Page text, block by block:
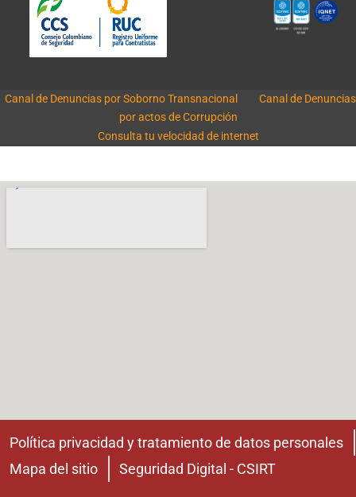
Canal de Denuncias por Soborno Transnacional
Canal de Denuncias
por actos de Corrupción
Consulta tu velocidad de internet
Política privacidad y tratamiento de datos personales
Mapa del sitio
Seguridad Digital - CSIRT